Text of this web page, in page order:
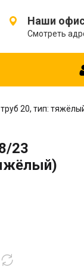
Наши
Смотреть
20, тип:
23